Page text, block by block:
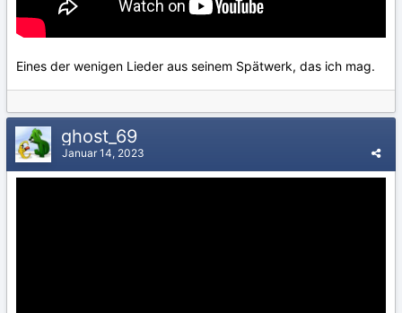
Eines der wenigen Lieder aus seinem Spätwerk, das ich mag.
ghost_69
Januar 14, 2023